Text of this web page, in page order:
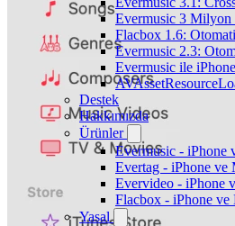
Evermusic 3 Milyon
Flacbox 1.6:
Evermusic 2.3:
Evermusic ile
Destek
Hakkımızda
Ürünler
Evermusic - iPhone
Evertag - iPhone
Evervideo - iPhone
Flacbox - iPhone ve
Yasal